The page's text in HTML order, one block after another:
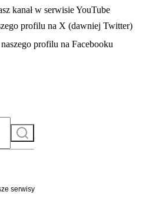
w nowej karcie
kanał w serwisie YouTube
profilu na X (dawniej Twitter)
w nowej karcieprofilu na Facebooku
Szukaj
serwisu
serwisy